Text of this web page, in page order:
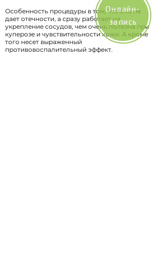
Особенность процедуры в том, что она не
дает отечности, а сразу работает на
укрепление сосудов, чем очень полезна при
куперозе и чувствительности кожи. А кроме
того несет выраженный
противовоспалительный эффект.
Онлайн-
запись